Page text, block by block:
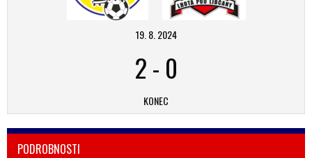
19. 8. 2024
2- 0
KONEC
PODROBNOSTI